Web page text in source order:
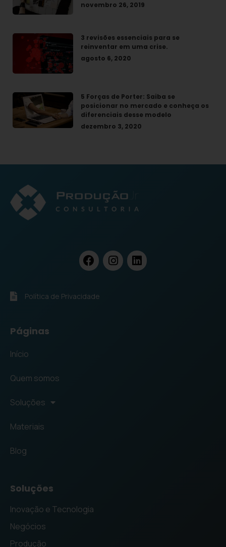
novembro 26, 2019
3 revisões essenciais para se
reinventar em uma crise.
agosto 6, 2020
5 Forças de Porter: Saiba se
posicionar no mercado e conheça os
diferenciais desse modelo
dezembro 3, 2020
Política de Privacidade
Páginas
Início
Quem somos
Soluções
Materiais
Blog
Soluções
Inovação e Tecnologia
Negócios
Produção